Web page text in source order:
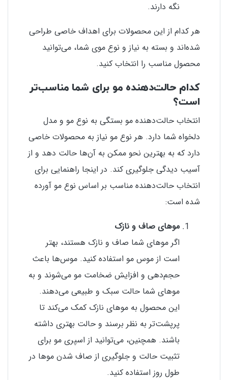
نگه دارند.
هر کدام از این محصولات برای اهداف خاصی طراحی
شده‌اند و بسته به نیاز و نوع موی شما، می‌توانید
محصول مناسب را انتخاب کنید.
کدام حالت‌دهنده مو برای شما مناسب‌تر
است؟
انتخاب حالت‌دهنده مو بستگی به نوع مو و مدل
دلخواه شما دارد. هر نوع مو نیاز به محصولات خاصی
دارد که به بهترین نحو ممکن به آن‌ها حالت دهد و از
آسیب دیدگی جلوگیری کند. در اینجا راهنمایی برای
انتخاب حالت‌دهنده مناسب بر اساس نوع مو آورده
شده است:
موهای صاف و نازک
اگر موهای شما صاف و نازک هستند، بهتر
است از موس مو استفاده کنید. موس‌ها باعث
حجم‌دهی و افزایش ضخامت مو می‌شوند و به
موهای شما حالت سبک و طبیعی می‌دهند.
این محصول به موهای نازک کمک می‌کند تا
پرپشت‌تر به نظر برسند و حالت بهتری داشته
باشند. همچنین، می‌توانید از اسپری مو برای
تثبیت حالت و جلوگیری از صاف شدن موها در
طول روز استفاده کنید.